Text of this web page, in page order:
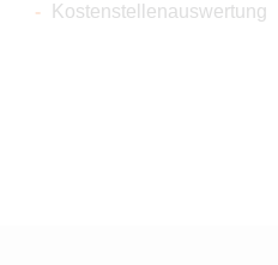
Kostenstellenauswertung